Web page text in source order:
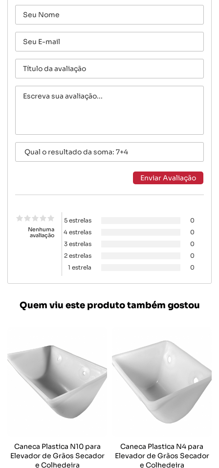
Nenhuma
avaliação
5 estrelas
0
4 estrelas
0
3 estrelas
0
2 estrelas
0
1 estrela
0
Quem viu este produto também gostou
Caneca Plastica N10 para
Elevador de Grãos Secador
e Colhedeira
Caneca Plastica N4 para
Elevador de Grãos Secador
e Colhedeira